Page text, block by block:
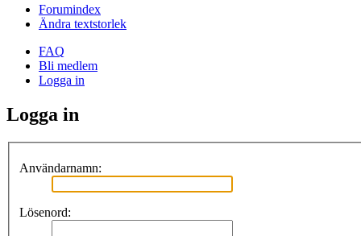
Forumindex
Ändra textstorlek
FAQ
Bli medlem
Logga in
Logga in
Användarnamn:
Lösenord: